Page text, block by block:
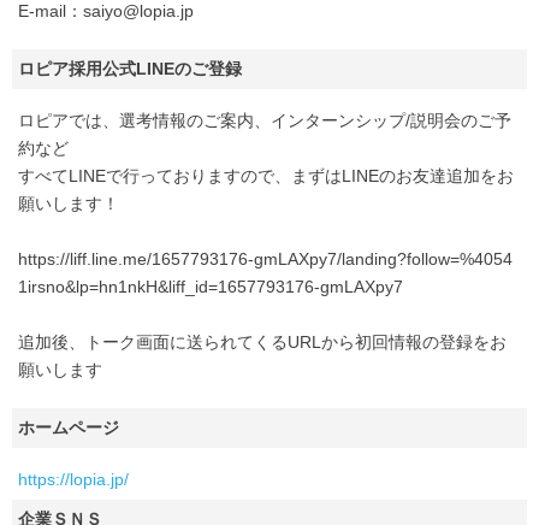
E-mail：saiyo@lopia.jp
ロピア採用公式LINEのご登録
ロピアでは、選考情報のご案内、インターンシップ/説明会のご予
約など
すべてLINEで行っておりますので、まずはLINEのお友達追加をお
願いします！
https://liff.line.me/1657793176-gmLAXpy7/landing?follow=%4054
1irsno&lp=hn1nkH&liff_id=1657793176-gmLAXpy7
追加後、トーク画面に送られてくるURLから初回情報の登録をお
願いします
ホームページ
https://lopia.jp/
企業ＳＮＳ